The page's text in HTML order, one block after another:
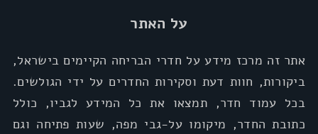
על האתר
אתר זה מרכז מידע על חדרי הבריחה הקיימים בישראל,
ביקורות, חוות דעת וסקירות החדרים על ידי הגולשים.
בכל עמוד חדר, תמצאו את כל המידע לגביו, כולל
כתובת החדר, מיקומו על-גבי מפה, שעות פתיחה וגם